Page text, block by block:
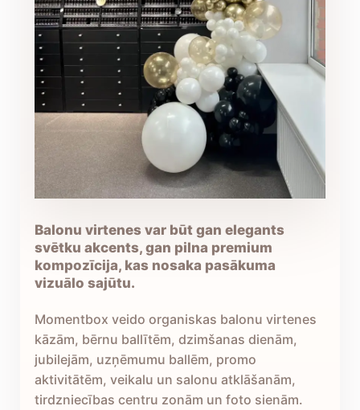
Balonu virtenes var būt gan elegants
svētku akcents, gan pilna premium
kompozīcija, kas nosaka pasākuma
vizuālo sajūtu.
Momentbox veido organiskas balonu virtenes
kāzām, bērnu ballītēm, dzimšanas dienām,
jubilejām, uzņēmumu ballēm, promo
aktivitātēm, veikalu un salonu atklāšanām,
tirdzniecības centru zonām un foto sienām.